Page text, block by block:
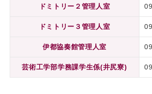
ドミトリー２管理人室
ドミトリー３管理人室
伊都協奏館管理人室
芸術工学部学務課学生係(井尻寮)